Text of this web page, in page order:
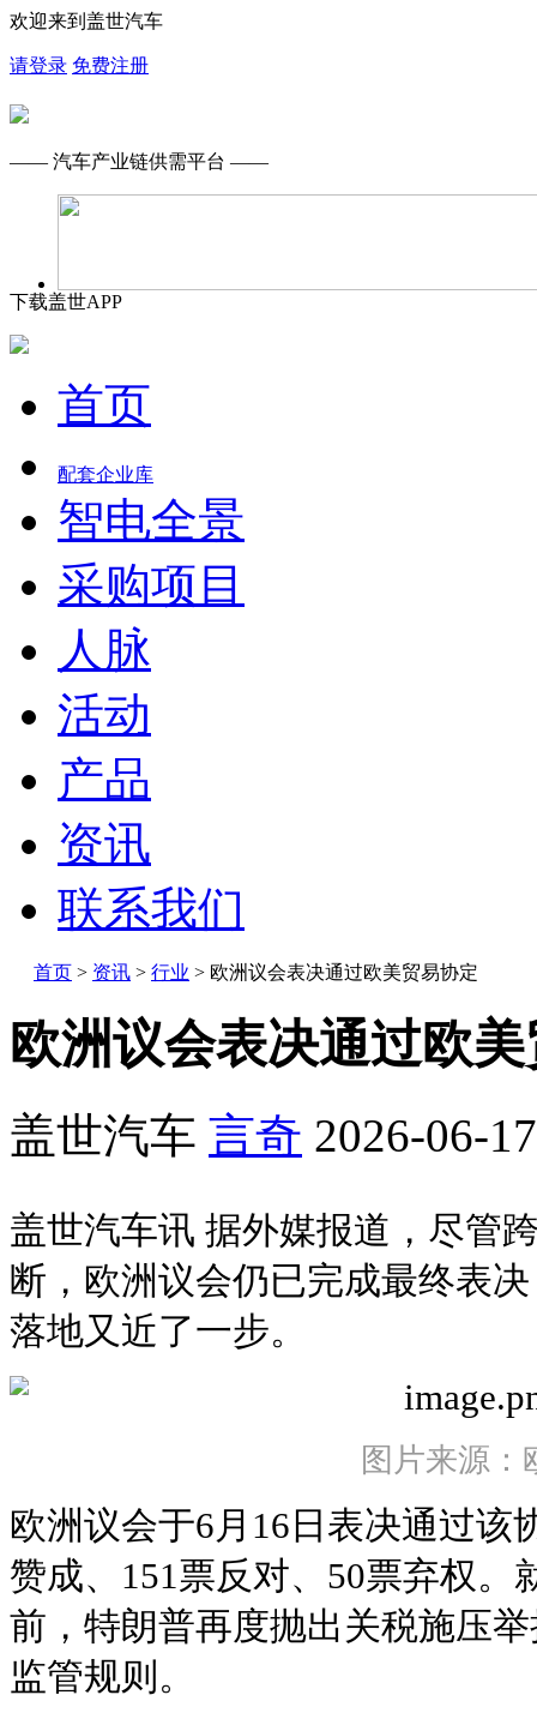
欢迎来到盖世汽车
请登录 免费注册
—— 汽车产业链供需平台 ——
下载盖世APP
首页
配套企业库
智电全景
采购项目
人脉
活动
产品
资讯
联系我们
首页 > 资讯 > 行业 > 欧洲议会表决通过欧美贸易协定
欧洲议会表决通过欧
盖世汽车 言奇 2026-06-
盖世汽车讯 据外媒报道，尽管
断，欧洲议会仍已完成最终表
落地又近了一步。
图片来源：
欧洲议会于6月16日表决通过该
赞成、151票反对、50票弃权。
前，特朗普再度抛出关税施压
监管规则。